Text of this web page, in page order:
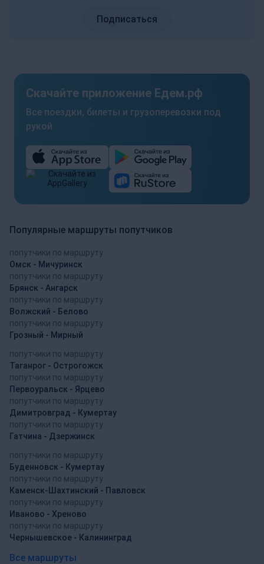
Подписаться
Скачайте приложение Едем.рф
Все поездки, билеты и грузоперевозки под
рукой
Популярные маршруты попутчиков
попутчики по маршруту
Омск - Мичуринск
попутчики по маршруту
Брянск - Ангарск
попутчики по маршруту
Волжский - Белово
попутчики по маршруту
Грозный - Мирный
попутчики по маршруту
Таганрог - Острогожск
попутчики по маршруту
Первоуральск - Ярцево
попутчики по маршруту
Димитровград - Кумертау
попутчики по маршруту
Гатчина - Дзержинск
попутчики по маршруту
Буденновск - Кумертау
попутчики по маршруту
Каменск-Шахтинский - Павловск
попутчики по маршруту
Иваново - Хреново
попутчики по маршруту
Чернышевское - Калининград
Все маршруты